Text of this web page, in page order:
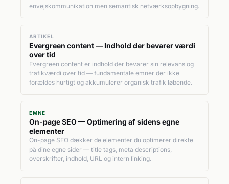
envejskommunikation men semantisk netværksopbygning.
ARTIKEL
Evergreen content — Indhold der bevarer værdi
over tid
Evergreen content er indhold der bevarer sin relevans og
trafikværdi over tid — fundamentale emner der ikke
forældes hurtigt og akkumulerer organisk trafik løbende.
EMNE
On-page SEO — Optimering af sidens egne
elementer
On-page SEO dækker de elementer du optimerer direkte
på dine egne sider — title tags, meta descriptions,
overskrifter, indhold, URL og intern linking.